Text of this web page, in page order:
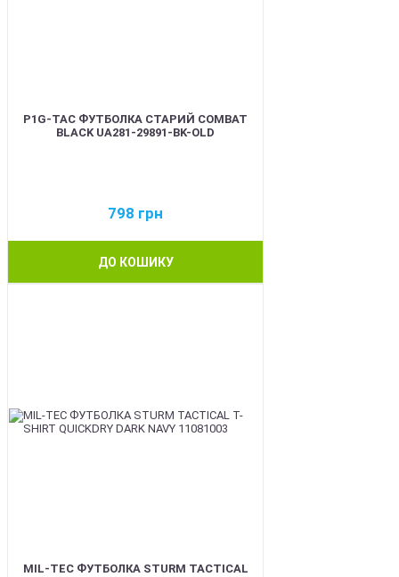
P1G-TAC ФУТБОЛКА СТАРИЙ COMBAT
BLACK UA281-29891-BK-OLD
798 грн
ДО КОШИКУ
MIL-TEC ФУТБОЛКА STURM TACTICAL